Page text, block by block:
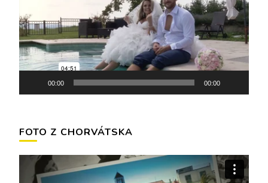
00:00 00:00
FOTO Z CHORVÁTSKA
Video
prehrávač